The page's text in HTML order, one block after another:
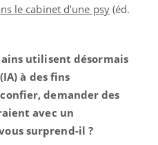
le cabinet d’une psy(éd.
utilisent désormais
à des fins
demander des
avec un
surprend-il ?